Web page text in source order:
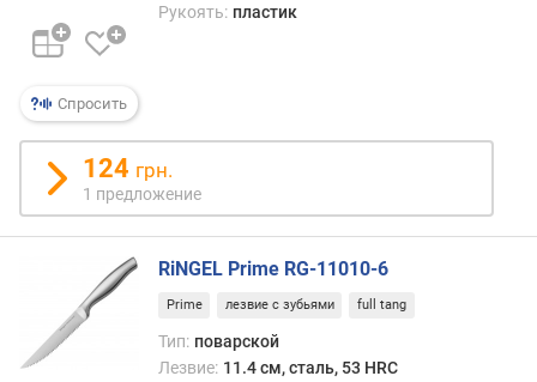
п
о
о
ч
с
п
Спросить
Рукоять: пластик
124 грн.
1 предложение
RiNGEL Prime RG-11010-6
Prime лезвие с зубьями full tang
Тип: поварской
Лезвие: 11.4 см, сталь, 53 HRC